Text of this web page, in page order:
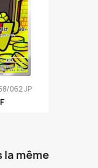
062 JP
même